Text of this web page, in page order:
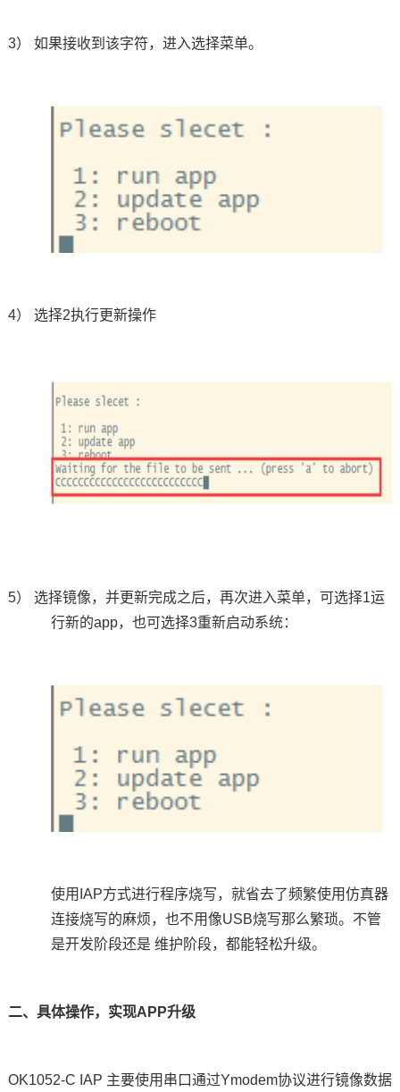
3） 如果接收到该字符，进入选择菜单。
4） 选择2执行更新操作
5） 选择镜像，并更新完成之后，再次进入菜单，可选择1运
行新的app，也可选择3重新启动系统：
使用 IAP方式进行程序烧写，就省去了频繁使用仿真器
连接烧写的麻烦，也不用像USB烧写那么繁琐。不管
是开发阶段还是 维护阶段，都能轻松升级。
二、具体操作，实现APP升级
OK1052-C IAP 主要使用串口通过Ymodem协议进行镜像数据